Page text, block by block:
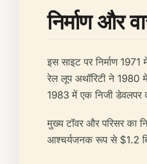
निर्माण और
इस साइट पर निर्माण
रेल लूप अथॉरिटी ने 1980
1983 में एक निजी डेवलपर
मुख्य टॉवर और परिसर का
आश्चर्यजनक रूप से $1.2